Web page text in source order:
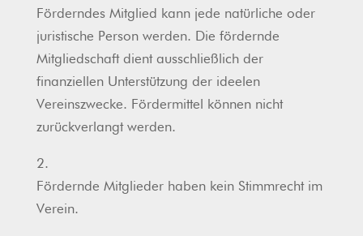
Förderndes Mitglied kann jede natürliche oder
juristische Person werden. Die fördernde
Mitgliedschaft dient ausschließlich der
finanziellen Unterstützung der ideelen
Vereinszwecke. Fördermittel können nicht
zurückverlangt werden.
2.
Fördernde Mitglieder haben kein Stimmrecht im
Verein.